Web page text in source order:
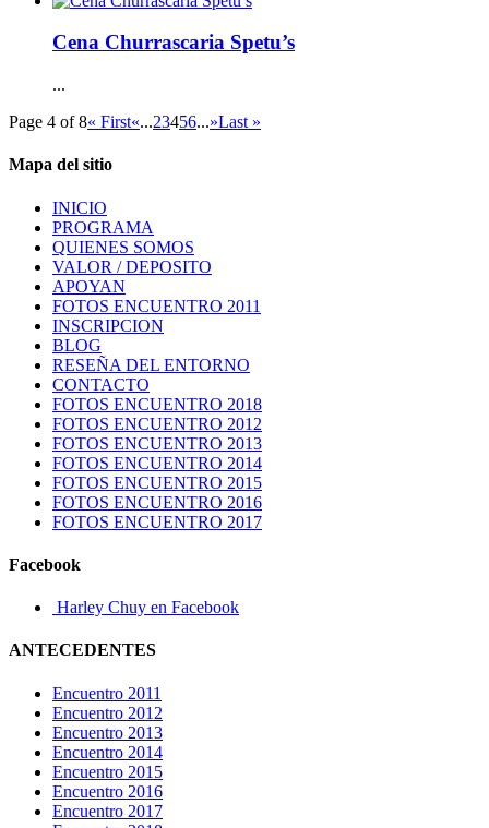
Cena Churrascaria Spetu’s
...
Page 4 of 8« First«...23456...»Last »
Mapa del sitio
INICIO
PROGRAMA
QUIENES SOMOS
VALOR / DEPOSITO
APOYAN
FOTOS ENCUENTRO 2011
INSCRIPCION
BLOG
RESEÑA DEL ENTORNO
CONTACTO
FOTOS ENCUENTRO 2018
FOTOS ENCUENTRO 2012
FOTOS ENCUENTRO 2013
FOTOS ENCUENTRO 2014
FOTOS ENCUENTRO 2015
FOTOS ENCUENTRO 2016
FOTOS ENCUENTRO 2017
Facebook
Harley Chuy en Facebook
ANTECEDENTES
Encuentro 2011
Encuentro 2012
Encuentro 2013
Encuentro 2014
Encuentro 2015
Encuentro 2016
Encuentro 2017